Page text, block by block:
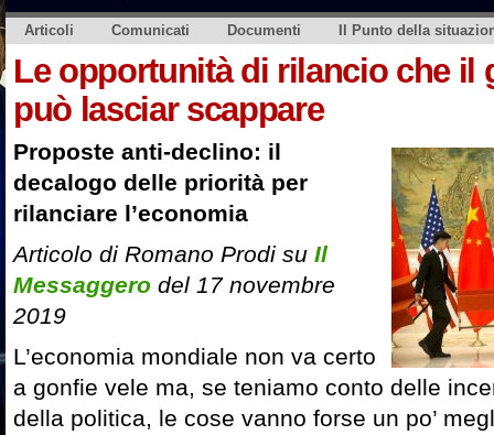
Articoli Comunicati Documenti Il Punto della
Le opportunità di rilancio che il
può lasciar scappare
Proposte anti-declino: il
decalogo delle priorità per
rilanciare l’economia
Articolo di Romano Prodi su Il
Messaggero del 17 novembre
2019
L’economia mondiale non va certo
a gonfie vele ma, se teniamo conto delle
della politica, le cose vanno forse un po’